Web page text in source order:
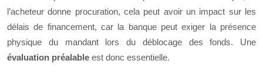
l’acheteur donne procuration, cela peut avoir un impact sur les
délais de financement, car la banque peut exiger la présence
physique du mandant lors du déblocage des fonds. Une
évaluation préalable est donc essentielle.